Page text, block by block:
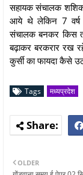
सहायक संचालक
आये थे लेकिन 7 वर्ष
संचालक बनकर किस
बढ़ाकर बरकरार रख
कुर्सी का फायदा कैसे
Tags मध्यप्रदेश
OLDER